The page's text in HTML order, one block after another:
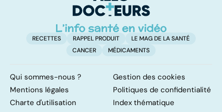
RECETTES RAPPEL PRODUIT
LE MAG DE LA SANTÉ
CANCER
MÉDICAMENTS
Qui sommes-nous ?
Gestion des cookies
Mentions légales
Politiques de confidentialité
Charte d'utilisation
Index thématique